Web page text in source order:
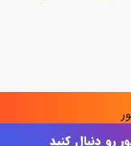
رو دنبال کنید